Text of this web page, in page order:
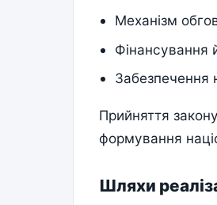
Механізм
Фінансування
Забезпечення
Прийняття
формування
Шляхи